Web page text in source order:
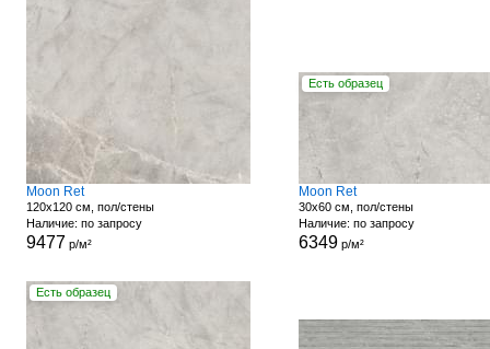
Moon Ret
120x120 см, пол/стены
Наличие: по запросу
9477 р/м²
Есть образец
Moon Ret
30x60 см, пол/стены
Наличие: по запросу
6349р/м²
Есть образец